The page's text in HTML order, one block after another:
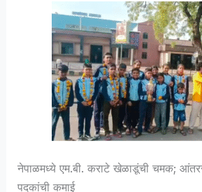
नेपाळमध्ये एम.बी. कराटे खेळाडूंची चमक;
पदकांची कमाई